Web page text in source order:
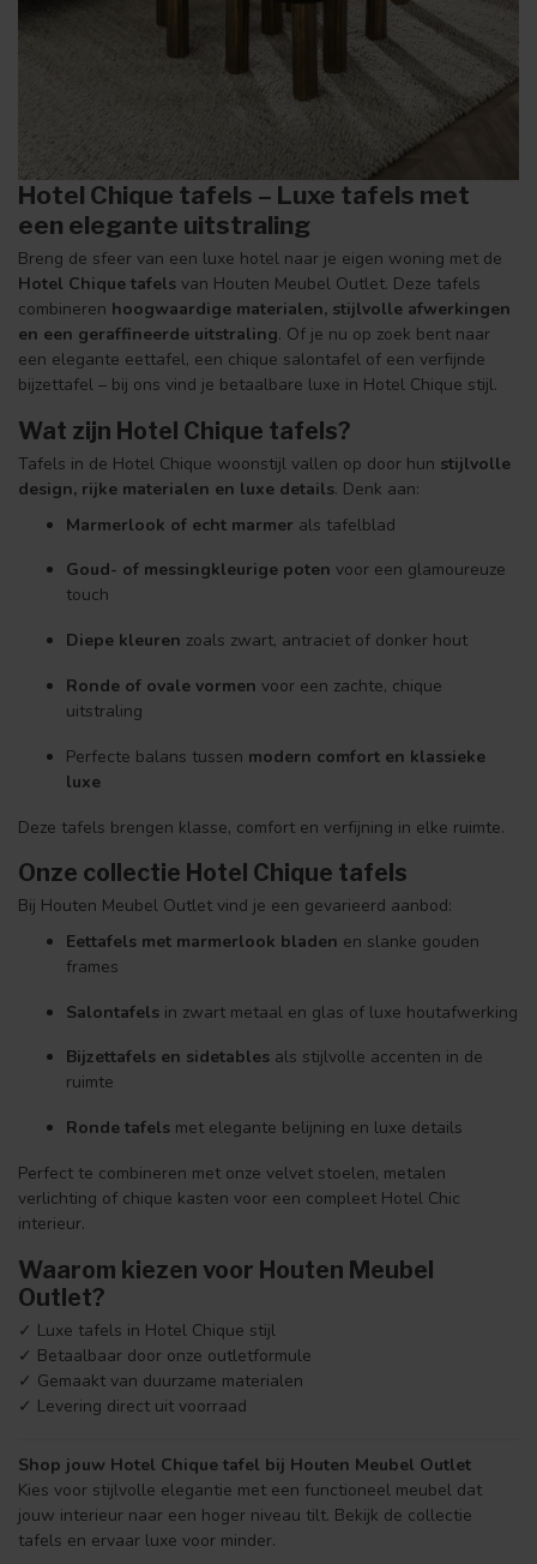
Hotel Chique tafels – Luxe tafels met
een elegante uitstraling
Breng de sfeer van een luxe hotel naar je eigen woning met de
Hotel Chique tafels van Houten Meubel Outlet. Deze tafels
combineren hoogwaardige materialen, stijlvolle afwerkingen
en een geraffineerde uitstraling. Of je nu op zoek bent naar
een elegante eettafel, een chique salontafel of een verfijnde
bijzettafel – bij ons vind je betaalbare luxe in Hotel Chique stijl.
Wat zijn Hotel Chique tafels?
Tafels in de Hotel Chique woonstijl vallen op door hun stijlvolle
design, rijke materialen en luxe details. Denk aan:
Marmerlook of echt marmer als tafelblad
Goud- of messingkleurige poten voor een glamoureuze
touch
Diepe kleuren zoals zwart, antraciet of donker hout
Ronde of ovale vormen voor een zachte, chique
uitstraling
Perfecte balans tussen modern comfort en klassieke
luxe
Deze tafels brengen klasse, comfort en verfijning in elke ruimte.
Onze collectie Hotel Chique tafels
Bij Houten Meubel Outlet vind je een gevarieerd aanbod:
Eettafels met marmerlook bladen en slanke gouden
frames
Salontafels in zwart metaal en glas of luxe houtafwerking
Bijzettafels en sidetables als stijlvolle accenten in de
ruimte
Ronde tafels met elegante belijning en luxe details
Perfect te combineren met onze velvet stoelen, metalen
verlichting of chique kasten voor een compleet Hotel Chic
interieur.
Waarom kiezen voor Houten Meubel
Outlet?
✓ Luxe tafels in Hotel Chique stijl
✓ Betaalbaar door onze outletformule
✓ Gemaakt van duurzame materialen
✓ Levering direct uit voorraad
Shop jouw Hotel Chique tafel bij Houten Meubel Outlet
Kies voor stijlvolle elegantie met een functioneel meubel dat
jouw interieur naar een hoger niveau tilt. Bekijk de collectie
tafels en ervaar luxe voor minder.